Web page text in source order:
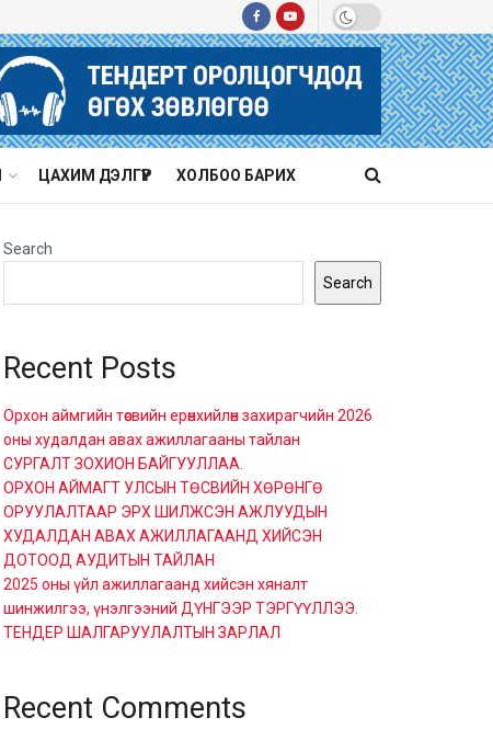
ЦАХИМ ДЭЛГҮҮР ХОЛБОО БАРИХ
Search
Search
Recent Posts
Орхон аймгийн төсвийн ерөнхийлөн захирагчийн 2026
оны худалдан авах ажиллагааны тайлан
СУРГАЛТ ЗОХИОН БАЙГУУЛЛАА.
ОРХОН АЙМАГТ УЛСЫН ТӨСВИЙН ХӨРӨНГӨ
ОРУУЛАЛТААР ЭРХ ШИЛЖСЭН АЖЛУУДЫН
ХУДАЛДАН АВАХ АЖИЛЛАГААНД ХИЙСЭН
ДОТООД АУДИТЫН ТАЙЛАН
2025 оны үйл ажиллагаанд хийсэн хяналт
шинжилгээ, үнэлгээний ДҮНГЭЭР ТЭРГҮҮЛЛЭЭ.
ТЕНДЕР ШАЛГАРУУЛАЛТЫН ЗАРЛАЛ
Recent Comments